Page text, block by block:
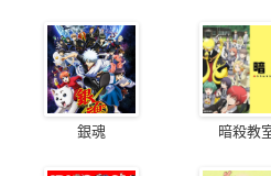
銀魂 暗殺教